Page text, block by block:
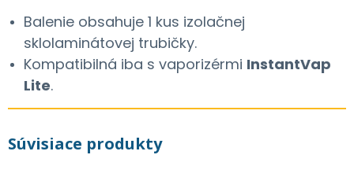
Balenie obsahuje 1 kus izolačnej
sklolaminátovej trubičky.
Kompatibilná iba s vaporizérmi InstantVap
Lite.
Súvisiace produkty